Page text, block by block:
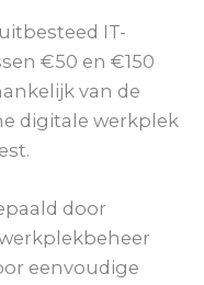
IT-
€50 en €150
van de
digitale werkplek
door
eenvoudige